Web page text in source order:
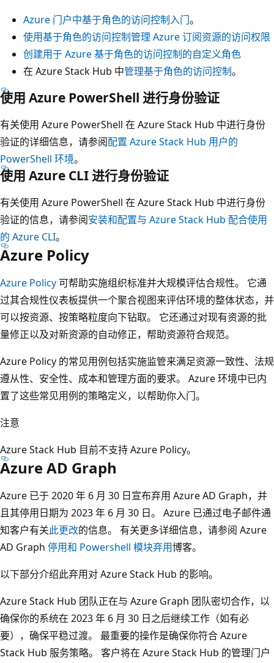
Azure 门户中基于角色的访问控制入门。
使用基于角色的访问控制管理 Azure 订阅资源的访问权限
创建用于 Azure 基于角色的访问控制的自定义角色
在 Azure Stack Hub 中管理基于角色的访问控制。
使用 Azure PowerShell 进行身份验证
有关使用 Azure PowerShell 在 Azure Stack Hub 中进行身份
验证的详细信息，请参阅配置 Azure Stack Hub 用户的
PowerShell 环境。
使用 Azure CLI 进行身份验证
有关使用 Azure PowerShell 在 Azure Stack Hub 中进行身份
验证的信息，请参阅安装和配置与 Azure Stack Hub 配合使用
的 Azure CLI。
Azure Policy
Azure Policy可帮助实施组织标准并大规模评估合规性。 它通
过其合规性仪表板提供一个聚合视图来评估环境的整体状态，并
可以按资源、按策略粒度向下钻取。 它还通过对现有资源的批
量修正以及对新资源的自动修正，帮助资源符合规范。
Azure Policy 的常见用例包括实施监管来满足资源一致性、法规
遵从性、安全性、成本和管理方面的要求。 Azure 环境中已内
置了这些常见用例的策略定义，以帮助你入门。
注意
Azure Stack Hub 目前不支持 Azure Policy。
Azure AD Graph
Azure 已于 2020 年 6 月 30 日宣布弃用 Azure AD Graph，并
且其停用日期为 2023 年 6 月 30 日。 Azure 已通过电子邮件通
知客户有关此更改的信息。 有关更多详细信息，请参阅 Azure
AD Graph 停用和 Powershell 模块弃用博客。
以下部分介绍此弃用对 Azure Stack Hub 的影响。
Azure Stack Hub 团队正在与 Azure Graph 团队密切合作，以
确保你的系统在 2023 年 6 月 30 日之后继续工作（如有必
要），确保平稳过渡。 最重要的操作是确保你符合 Azure
Stack Hub 服务策略。 客户将在 Azure Stack Hub 的管理门户